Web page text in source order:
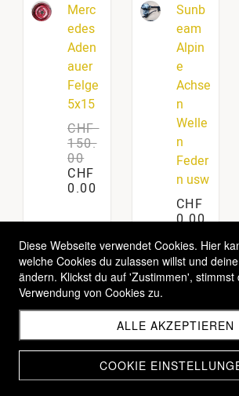
Merc
edes
Aden
auer
Felge
5x15
CHF
150.
00
CHF
0.00
Sunb
eam
Alpin
e
Achse
n
Welle
n
Feder
n usw
CHF
0.00
1 2 3 4 ...
Diese Webseite verwendet Cookies. Hier
welche Cookies du zulassen willst und
ändern. Klickst du auf 'Zustimmen', stimmst
Verwendung von Cookies zu.
ALLE AKZEPTIEREN
COOKIE